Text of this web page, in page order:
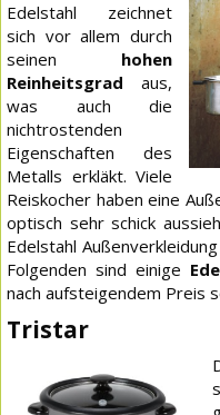
Edelstahl zeichnet
sich vor allem durch
seinen hohen
Reinheitsgrad aus,
was auch die
nichtrostenden
Eigenschaften des
Metalls erkläkt. Viele
Reiskocher haben eine
optisch sehr schick
Edelstahl
Folgenden sind einige
nach aufsteigendem Preis
Tristar